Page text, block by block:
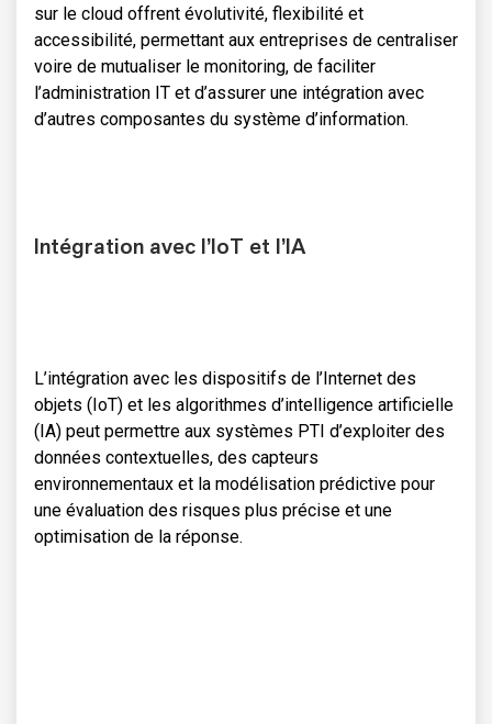
sur le cloud offrent évolutivité, flexibilité et
accessibilité, permettant aux entreprises de centraliser
voire de mutualiser le monitoring, de faciliter
l’administration IT et d’assurer une intégration avec
d’autres composantes du système d’information.
Intégration avec l’IoT et l’IA
L’intégration avec les dispositifs de l’Internet des
objets (IoT) et les algorithmes d’intelligence artificielle
(IA) peut permettre aux systèmes PTI d’exploiter des
données contextuelles, des capteurs
environnementaux et la modélisation prédictive pour
une évaluation des risques plus précise et une
optimisation de la réponse.